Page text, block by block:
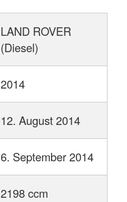
LAND ROVER
(Diesel)
2014
12. August 2014
6. September 2014
2198 ccm